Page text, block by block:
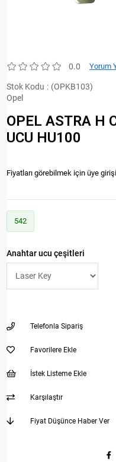
0.0 Yorum
Stok Kodu
(OPKB103)
Opel
OPEL ASTRA H
UCU HU100
Fiyatları görebilmek için üye girişi
542
Anahtar ucu çeşitleri
Telefonla Sipariş
Favorilere Ekle
İstek Listeme Ekle
Karşılaştır
Fiyat Düşünce Haber Ver